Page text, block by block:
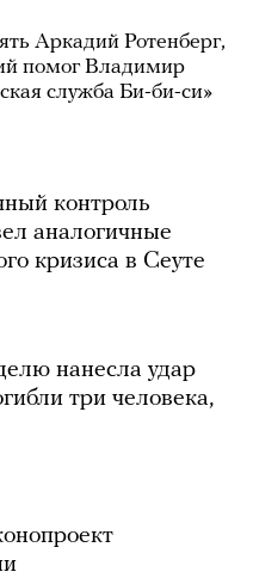
Аркадий Ротенберг,
помог Владимир
служба Би-би-си»
контроль
аналогичные
кризиса в Сеуте
нанесла удар
три человека,